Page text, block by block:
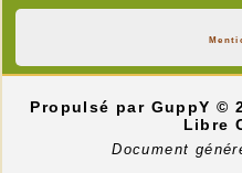
Propulsé par GuppY©
Libre
Document